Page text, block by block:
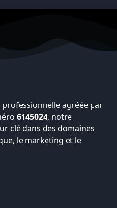
agréée par
6145024, notre
clé dans des domaines
le marketing et le